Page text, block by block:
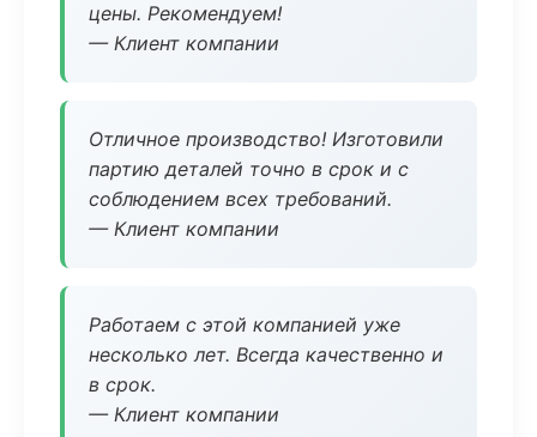
цены. Рекомендуем!
— Клиент компании
Отличное производство! Изготовили
партию деталей точно в срок и с
соблюдением всех требований.
— Клиент компании
Работаем с этой компанией уже
несколько лет. Всегда качественно и
в срок.
— Клиент компании